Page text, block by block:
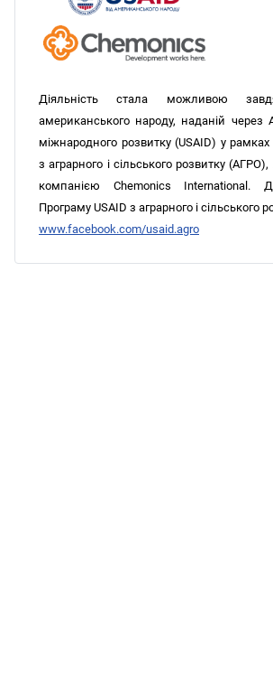
Діяльність стала можливою
американського народу, наданій через
міжнародного розвитку (USAID) у
з аграрного і сільського розвитку
компанією Chemonics International.
Програму USAID з аграрного і сільського
www.facebook.com/usaid.agro